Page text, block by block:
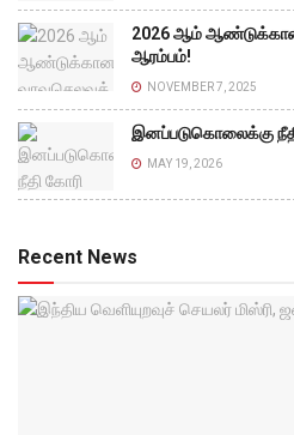
2026 ஆம் ஆண்டுக்கான
ஆரம்பம்!
NOVEMBER 7, 2025
இனப்படுகொலைக்கு
MAY 19, 2026
Recent News